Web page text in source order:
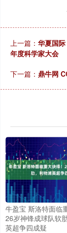
上一篇： 华夏国
年度科学家大会
下一篇： 鼎牛网
牛盈宝 斯洛特面临
26岁神锋成球队软
英超争四成疑